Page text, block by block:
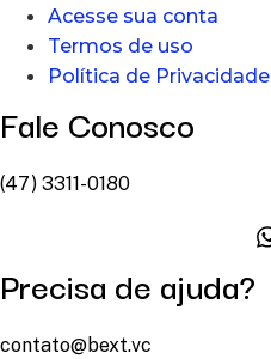
Acesse sua conta
Termos de uso
Política de Privacidade
Fale Conosco
(47) 3311-0180
Precisa de ajuda?
contato@bext.vc